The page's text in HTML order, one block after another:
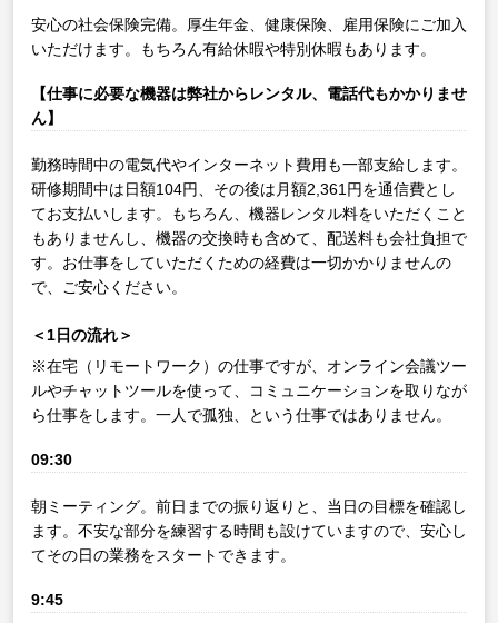
安心の社会保険完備。厚生年金、健康保険、雇用保険にご加入
いただけます。もちろん有給休暇や特別休暇もあります。
【仕事に必要な機器は弊社からレンタル、電話代もかかりませ
ん】
勤務時間中の電気代やインターネット費用も一部支給します。
研修期間中は日額104円、その後は月額2,361円を通信費とし
てお支払いします。もちろん、機器レンタル料をいただくこと
もありませんし、機器の交換時も含めて、配送料も会社負担で
す。お仕事をしていただくための経費は一切かかりませんの
で、ご安心ください。
＜1日の流れ＞
※在宅（リモートワーク）の仕事ですが、オンライン会議ツー
ルやチャットツールを使って、コミュニケーションを取りなが
ら仕事をします。一人で孤独、という仕事ではありません。
09:30
朝ミーティング。前日までの振り返りと、当日の目標を確認し
ます。不安な部分を練習する時間も設けていますので、安心し
てその日の業務をスタートできます。
9:45